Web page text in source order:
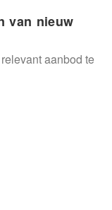
van nieuw
aanbod te